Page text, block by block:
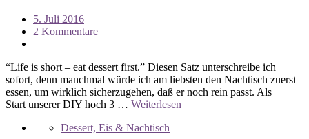
5. Juli 2016
2 Kommentare
“Life is short – eat dessert first.” Diesen Satz unterschreibe ich
sofort, denn manchmal würde ich am liebsten den Nachtisch zuerst
essen, um wirklich sicherzugehen, daß er noch rein passt. Als
Start unserer DIY hoch 3 … Weiterlesen
Dessert, Eis & Nachtisch